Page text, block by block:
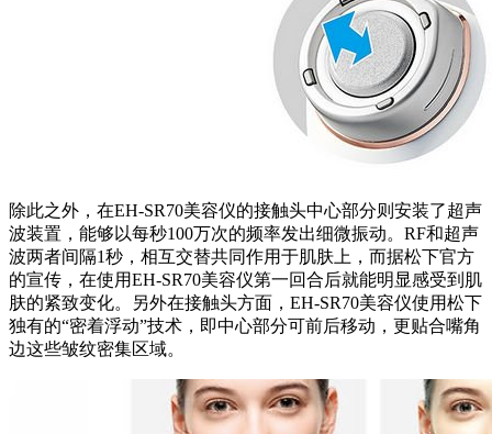
除此之外，在EH-SR70美容仪的接触头中心部分则安装了超声
波装置，能够以每秒100万次的频率发出细微振动。RF和超声
波两者间隔1秒，相互交替共同作用于肌肤上，而据松下官方
的宣传，在使用EH-SR70美容仪第一回合后就能明显感受到肌
肤的紧致变化。另外在接触头方面，EH-SR70美容仪使用松下
独有的“密着浮动”技术，即中心部分可前后移动，更贴合嘴角
边这些皱纹密集区域。